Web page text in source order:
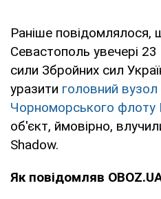
Раніше повідомлялося,
Севастополь увечері 23
сили Збройних сил
уразити головний вузол
Чорноморського флоту
об'єкт, ймовірно,
Shadow.
Як повідомляв